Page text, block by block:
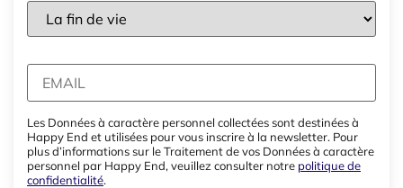
Les Données à caractère personnel collectées sont destinées à
Happy End et utilisées pour vous inscrire à la newsletter. Pour
plus d’informations sur le Traitement de vos Données à caractère
personnel par Happy End, veuillez consulter notre politique de
confidentialité.